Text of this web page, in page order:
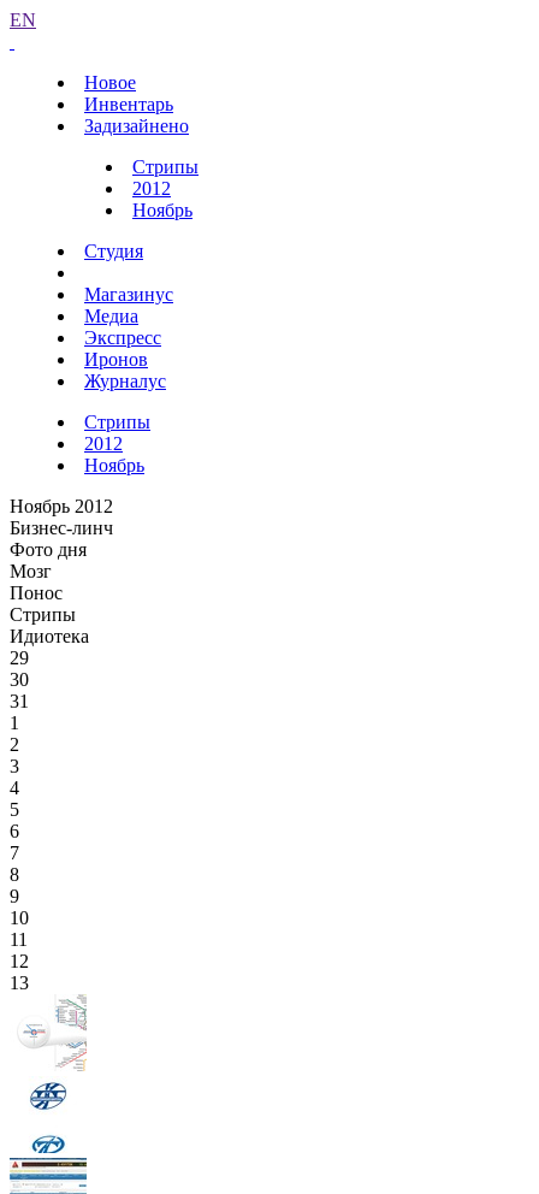
EN
Новое
Инвентарь
Задизайнено
Стрипы
2012
Ноябрь
Студия
Магазинус
Медиа
Экспресс
Иронов
Журналус
Стрипы
2012
Ноябрь
Ноябрь 2012
Бизнес-линч
Фото дня
Мозг
Понос
Стрипы
Идиотека
29
30
31
1
2
3
4
5
6
7
8
9
10
11
12
13